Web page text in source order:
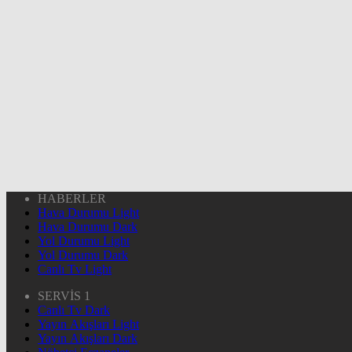
HABERLER
Hava Durumu Light
Hava Durumu Dark
Yol Durumu Light
Yol Durumu Dark
Canlı Tv Light
SERVİS 1
Canlı Tv Dark
Yayın Akışları Light
Yayın Akışları Dark